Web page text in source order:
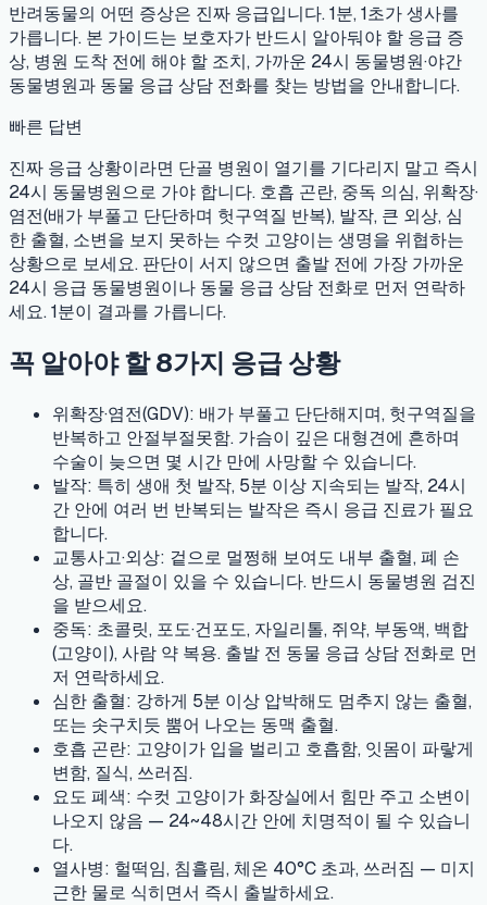
반려동물의 어떤 증상은 진짜 응급입니다. 1분, 1초가 생사를
가릅니다. 본 가이드는 보호자가 반드시 알아둬야 할 응급 증
상, 병원 도착 전에 해야 할 조치, 가까운 24시 동물병원·야간
동물병원과 동물 응급 상담 전화를 찾는 방법을 안내합니다.
빠른 답변
진짜 응급 상황이라면 단골 병원이 열기를 기다리지 말고 즉시
24시 동물병원으로 가야 합니다. 호흡 곤란, 중독 의심, 위확장·
염전(배가 부풀고 단단하며 헛구역질 반복), 발작, 큰 외상, 심
한 출혈, 소변을 보지 못하는 수컷 고양이는 생명을 위협하는
상황으로 보세요. 판단이 서지 않으면 출발 전에 가장 가까운
24시 응급 동물병원이나 동물 응급 상담 전화로 먼저 연락하
세요. 1분이 결과를 가릅니다.
꼭 알아야 할 8가지 응급 상황
위확장·염전(GDV): 배가 부풀고 단단해지며, 헛구역질을
반복하고 안절부절못함. 가슴이 깊은 대형견에 흔하며
수술이 늦으면 몇 시간 만에 사망할 수 있습니다.
발작: 특히 생애 첫 발작, 5분 이상 지속되는 발작, 24시
간 안에 여러 번 반복되는 발작은 즉시 응급 진료가 필요
합니다.
교통사고·외상: 겉으로 멀쩡해 보여도 내부 출혈, 폐 손
상, 골반 골절이 있을 수 있습니다. 반드시 동물병원 검진
을 받으세요.
중독: 초콜릿, 포도·건포도, 자일리톨, 쥐약, 부동액, 백합
(고양이), 사람 약 복용. 출발 전 동물 응급 상담 전화로 먼
저 연락하세요.
심한 출혈: 강하게 5분 이상 압박해도 멈추지 않는 출혈,
또는 솟구치듯 뿜어 나오는 동맥 출혈.
호흡 곤란: 고양이가 입을 벌리고 호흡함, 잇몸이 파랗게
변함, 질식, 쓰러짐.
요도 폐색: 수컷 고양이가 화장실에서 힘만 주고 소변이
나오지 않음 — 24~48시간 안에 치명적이 될 수 있습니
다.
열사병: 헐떡임, 침흘림, 체온 40°C 초과, 쓰러짐 — 미지
근한 물로 식히면서 즉시 출발하세요.